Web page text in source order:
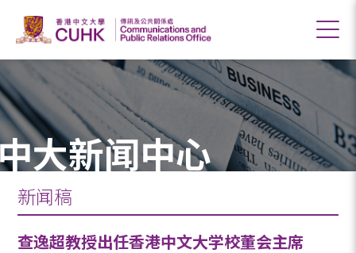
大新闻中心
新闻稿
查逸超教授出任香港中文大学校董会主席